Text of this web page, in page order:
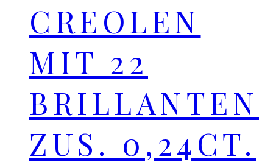
CREOLEN
MIT 22
BRILLANTEN
ZUS. 0,24CT.